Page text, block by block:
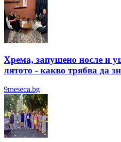
Хрема, запушено носле и
лятотo - какво трябва да
9meseca.bg